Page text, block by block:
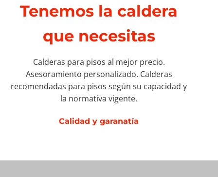
Tenemos la caldera
que necesitas
Calderas para pisos al mejor precio.
Asesoramiento personalizado. Calderas
recomendadas para pisos según su capacidad y
la normativa vigente.
Calidad y garanatía